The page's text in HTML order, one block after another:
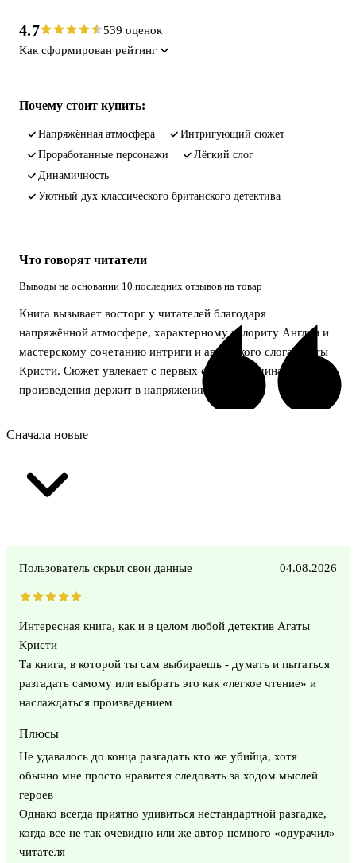
4.7
539 оценок
Как сформирован рейтинг
Почему стоит купить:
напряжённая атмосфера
интригующий сюжет
проработанные персонажи
лёгкий слог
динамичность
уютный дух классического британского детектива
Что говорят читатели
Выводы на основании 10 последних отзывов на товар
Книга вызывает восторг у читателей благодаря
напряжённой атмосфере, характерному колориту Англии и
мастерскому сочетанию интриги и авторского слога Агаты
Кристи. Сюжет увлекает с первых страниц, а динамика
произведения держит в напряжении до конца.
Сначала новые
Пользователь скрыл свои данные 04.08.2026
Интересная книга, как и в целом любой детектив Агаты
Кристи
Та книга, в которой ты сам выбираешь - думать и пытаться
разгадать самому или выбрать это как «легкое чтение» и
наслаждаться произведением
Плюсы
Не удавалось до конца разгадать кто же убийца, хотя
обычно мне просто нравится следовать за ходом мыслей
героев
Однако всегда приятно удивиться нестандартной разгадке,
когда все не так очевидно или же автор немного «одурачил»
читателя